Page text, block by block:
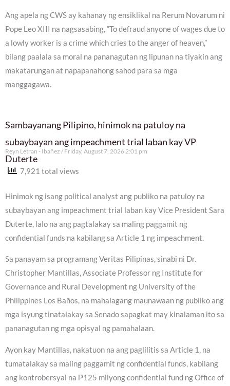
Ang apela ng CWS ay kahanay ng ensiklikal na Rerum Novarum ni
Pope Leo XIII na nagsasabing, “To defraud anyone of wages due to
a lowly worker is a crime which cries to the anger of heaven,”
bilang paalala sa moral na pananagutan ng lipunan na tiyakin ang
makatarungan at napapanahong sahod para sa mga
manggagawa.
Sambayanang Pilipino, hinimok na patuloy na
subaybayan ang impeachment trial laban kay VP
Duterte
Reyn Letran - Ibañez Friday, August 7, 2026 2:01 pm
7,921 total views
Hinimok ng isang political analyst ang publiko na patuloy na
subaybayan ang impeachment trial laban kay Vice President Sara
Duterte, lalo na ang pagtalakay sa maling paggamit ng
confidential funds na kabilang sa Article 1 ng impeachment.
Sa panayam sa programang Veritas Pilipinas, sinabi ni Dr.
Christopher Mantillas, Associate Professor ng Institute for
Governance and Rural Development ng University of the
Philippines Los Baños, na mahalagang maunawaan ng publiko ang
mga isyung tinatalakay sa Senado sapagkat may kinalaman ito sa
pananagutan ng mga opisyal ng pamahalaan.
Ayon kay Mantillas, nakatuon na ang paglilitis sa Article 1, na
tumatalakay sa maling paggamit ng confidential funds, kabilang
ang kontrobersyal na ₱125 milyong confidential fund ng Office of